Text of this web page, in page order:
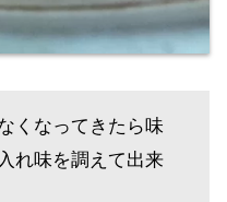
くなってきたら味
れ味を調えて出来